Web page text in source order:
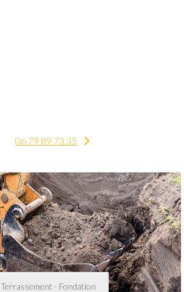
06 79 89 73 35
Terrassement - Fondation